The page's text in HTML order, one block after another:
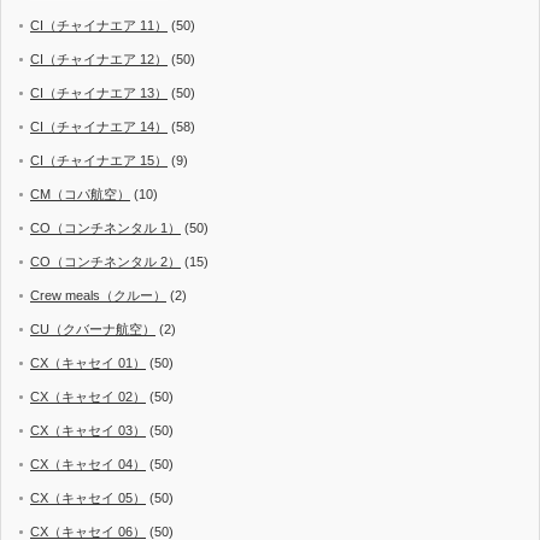
CI（チャイナエア 11） (50)
CI（チャイナエア 12） (50)
CI（チャイナエア 13） (50)
CI（チャイナエア 14） (58)
CI（チャイナエア 15） (9)
CM（コパ航空） (10)
CO（コンチネンタル 1） (50)
CO（コンチネンタル 2） (15)
Crew meals（クルー） (2)
CU（クバーナ航空） (2)
CX（キャセイ 01） (50)
CX（キャセイ 02） (50)
CX（キャセイ 03） (50)
CX（キャセイ 04） (50)
CX（キャセイ 05） (50)
CX（キャセイ 06） (50)